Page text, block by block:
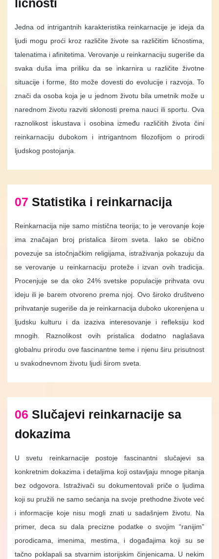
ličnosti
Jedna od intrigantnih karakteristika reinkarnacije je ideja da
ljudi mogu proći kroz različite živote sa različitim ličnostima,
talenatima i afinitetima. Verovanje u reinkarnaciju sugeriše da
svaka duša ima priliku da se inkarnira u različite životne
situacije i forme, što može dovesti do evolucije i razvoja. To
znači da osoba koja je u jednom životu bila umetnik može u
narednom životu razviti sklonosti prema nauci ili sportu. Ova
raznolikost iskustava i osobina između različitih života čini
reinkarnaciju dubokom i intrigantnom filozofijom o prirodi
ljudskog postojanja.
07 Statistika i reinkarnacija
Reinkarnacija nije samo mistična teorija; to je verovanje koje
ima značajan broj pristalica širom sveta. Iako se obično
povezuje sa istočnjačkim religijama, istraživanja pokazuju da
se verovanje u reinkarnaciju proteže i izvan ovih tradicija.
Procenjuje se da oko 24% svetske populacije prihvata ovu
ideju ili je barem otvoreno prema njoj. Ovo široko društveno
prihvatanje sugeriše da je reinkarnacija duboko ukorenjena u
ljudsku kulturu i da izaziva interesovanje i refleksiju kod
mnogih. Raznolikost ovih pristalica dodatno naglašava
globalnu prirodu ove fascinantne teme i njenu širu prisutnost
u svakodnevnom životu ljudi širom sveta.
06 Slučajevi reinkarnacije sa
dokazima
U svetu reinkarnacije postoje fascinantni slučajevi sa
konkretnim dokazima i detaljima koji ostavljaju mnoge pitanja
bez odgovora. Istraživači su dokumentovali priče o ljudima
koji su pružili ne samo sećanja na svoje prethodne živote već
i informacije koje nisu mogli znati u sadašnjem životu. Na
primer, deca su dala precizne podatke o svojim “ranijim”
porodicama, imenima, mestima, i događajima koji su se
tačno poklapali sa stvarnim istorijskim činjenicama. U nekim